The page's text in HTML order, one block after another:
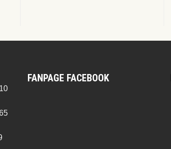
FANPAGE FACEBOOK